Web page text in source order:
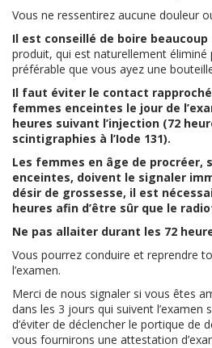
Vous ne ressentirez aucune douleur
Il est conseillé de boire beaucoup
produit, qui est naturellement éliminé
préférable que vous ayez une
Il faut éviter le contact
femmes enceintes le jour de
heures suivant l’injection (72
scintigraphies à l’Iode 131).
Les femmes en âge de procréer,
enceintes, doivent le signaler
désir de grossesse, il est
heures afin d’être sûr que le
Ne pas allaiter durant les 72
Vous pourrez conduire et reprendre
l’examen.
Merci de nous signaler si vous êtes
dans les 3 jours qui suivent l’examen
d’éviter de déclencher le portique de
vous fournirons une attestation